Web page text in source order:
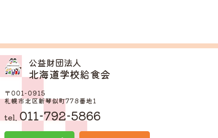
公益財団法人
北海道学校給食会
〒001-0915
札幌市北区新琴似町778番地1
tel. 011-792-5866